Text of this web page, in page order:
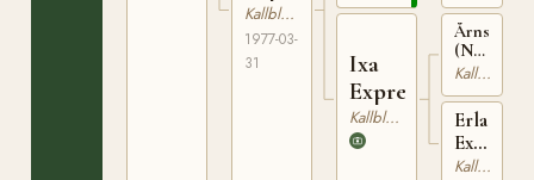
Kallblodig Travare
1977-03-
31
Ixa
Express
Kallblodig Travare
(NO)
N Kallblodig Travare
Erla
Express
Kallblodig Travare